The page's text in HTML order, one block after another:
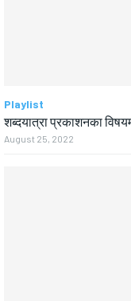
Playlist
शब्दयात्रा प्रकाशनका
August 25, 2022